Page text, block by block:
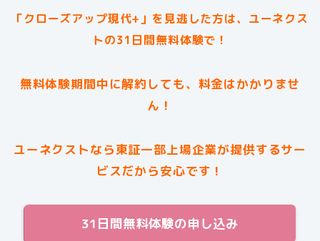
「クローズアップ現代+」を見逃した方は、ユーネクス
トの31日間無料体験で！
無料体験期間中に解約しても、料金はかかりませ
ん！
ユーネクストなら東証一部上場企業が提供するサー
ビスだから安心です！
31日間無料体験の申し込み